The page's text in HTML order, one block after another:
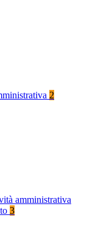
2
amministrativa
3